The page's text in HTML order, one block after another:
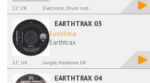
12", UK Electronic, Drum And...
EARTHTRAX 05
Eusebeia
Earthtrax
12'', UK Jungle, Hardcore UK
EARTHTRAX 04